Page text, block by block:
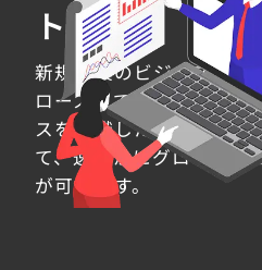
ト
新規事業のビジネスモデ
ロースまでを伴走型でサ
スを意識したデータ基盤
て、速やかにグロースフ
が可能です。